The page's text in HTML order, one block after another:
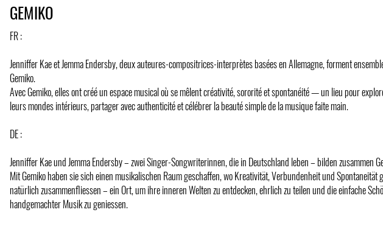
GEMIKO
FR :
Jenniffer Kae et Jemma Endersby, deux auteures-compositrices-interprètes basées en Allemagne, forment
Gemiko.
Avec Gemiko, elles ont créé un espace musical où se mêlent créativité, sororité et spontanéité — un lieu pour
leurs mondes intérieurs, partager avec authenticité et célébrer la beauté simple de la musique faite main.
DE :
Jenniffer Kae und Jemma Endersby – zwei Singer-Songwriterinnen, die in Deutschland leben – bilden zusammen
Mit Gemiko haben sie sich einen musikalischen Raum geschaffen, wo Kreativität, Verbundenheit und Spontaneität
natürlich zusammenfliessen – ein Ort, um ihre inneren Welten zu entdecken, ehrlich zu teilen und die einfache
handgemachter Musik zu geniessen.